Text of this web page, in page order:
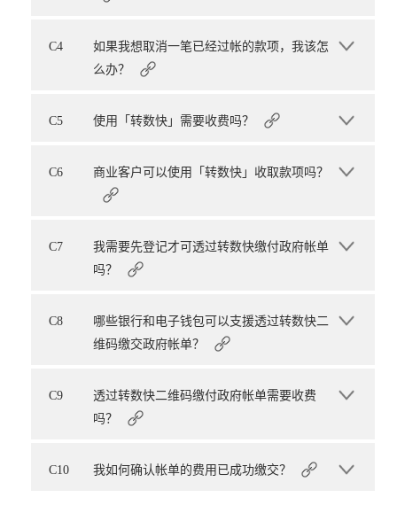
C4
如果我想取消一笔已经过帐的款项，我该怎
么办？
C5 使用「转数快」需要收费吗？
C6 商业客户可以使用「转数快」收取款项吗？
C7
我需要先登记才可透过转数快缴付政府帐单
吗？
C8
哪些银行和电子钱包可以支援透过转数快二
维码缴交政府帐单？
C9
透过转数快二维码缴付政府帐单需要收费
吗？
C10 我如何确认帐单的费用已成功缴交？